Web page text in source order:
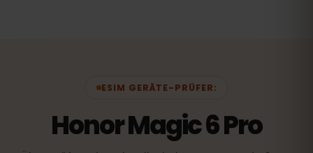
ESIM GERÄTE-PRÜFER:
Honor Magic 6 Pro